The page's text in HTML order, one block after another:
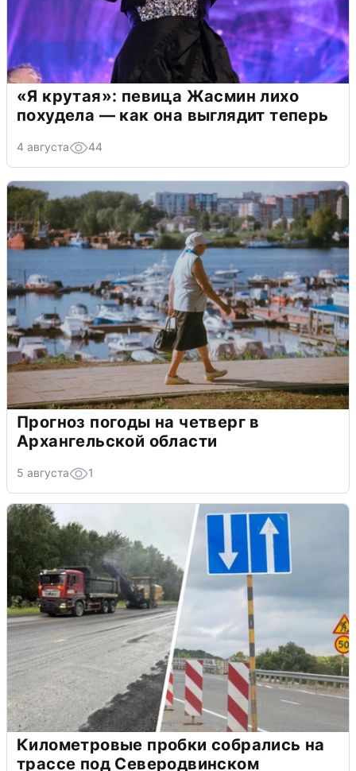
«Я крутая»: певица Жасмин лихо
похудела — как она выглядит теперь
4 августа 44
Прогноз погоды на четверг в
Архангельской области
5 августа 1
Километровые пробки собрались на
трассе под Северодвинском